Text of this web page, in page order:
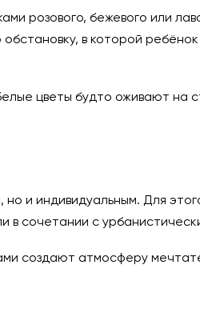
розового, бежевого или
в которой ребёнок
цветы будто оживают на
и индивидуальным. Для
в сочетании с
создают атмосферу